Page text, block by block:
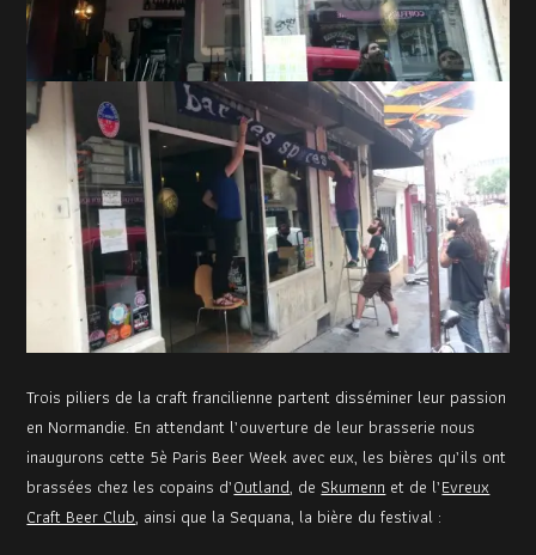
Trois piliers de la craft francilienne partent disséminer leur passion
en Normandie. En attendant l’ouverture de leur brasserie nous
inaugurons cette 5è Paris Beer Week avec eux, les bières qu’ils ont
brassées chez les copains d’Outland, de Skumenn et de l’Evreux
Craft Beer Club, ainsi que la Sequana, la bière du festival :